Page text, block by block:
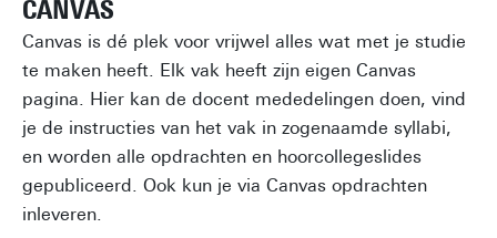
CANVAS
Canvas is dé plek voor vrijwel alles wat met je studie
te maken heeft. Elk vak heeft zijn eigen Canvas
pagina. Hier kan de docent mededelingen doen, vind
je de instructies van het vak in zogenaamde syllabi,
en worden alle opdrachten en hoorcollegeslides
gepubliceerd. Ook kun je via Canvas opdrachten
inleveren.